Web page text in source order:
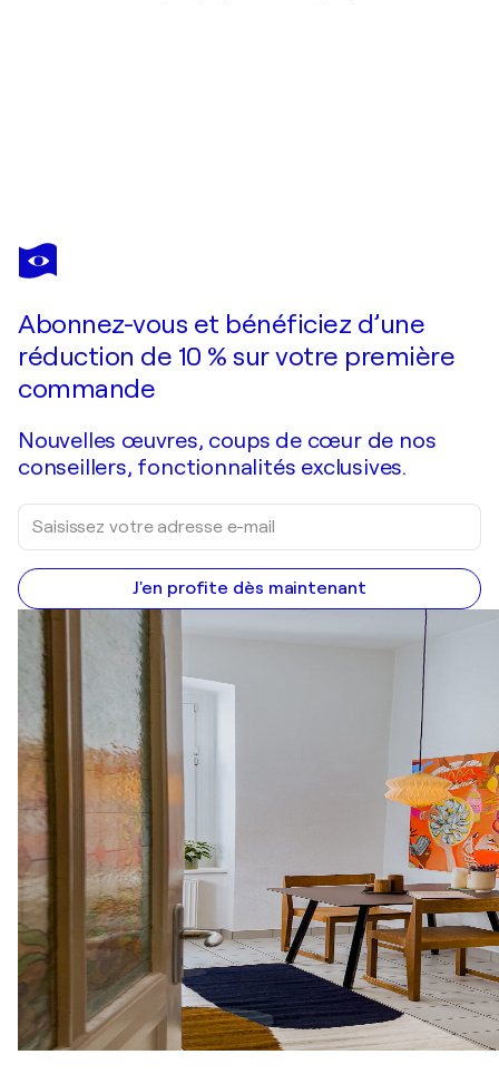
PETER
NOTTROTT
Je passe commande
Abonnez-vous et bénéficiez d’une
réduction de 10 % sur votre première
commande
Nouvelles œuvres, coups de cœur de nos
conseillers, fonctionnalités exclusives.
J'en profite dès maintenant